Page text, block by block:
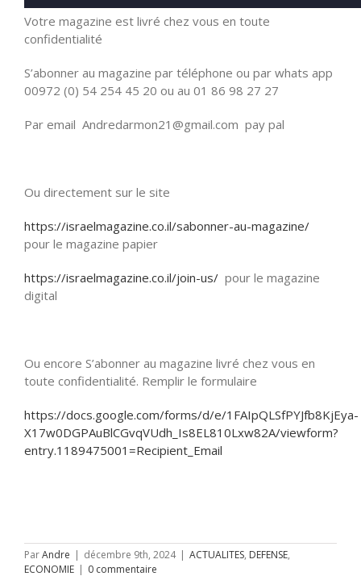
Votre magazine est livré chez vous en toute
confidentialité
S’abonner au magazine par téléphone ou par whats app
00972 (0) 54 254 45 20 ou au 01 86 98 27 27
Par email Andredarmon21@gmail.com pay pal
Ou directement sur le site
https://israelmagazine.co.il/sabonner-au-magazine/
pour le magazine papier
https://israelmagazine.co.il/join-us/ pour le magazine
digital
Ou encore S’abonner au magazine livré chez vous en
toute confidentialité. Remplir le formulaire
https://docs.google.com/forms/d/e/1FAIpQLSfPYJfb8KjEya-
X17w0DGPAuBlCGvqVUdh_Is8EL810Lxw82A/viewform?
entry.1189475001=Recipient_Email
ParAndre | décembre 9th, 2024 | ACTUALITES, DEFENSE,
ECONOMIE | 0 commentaire